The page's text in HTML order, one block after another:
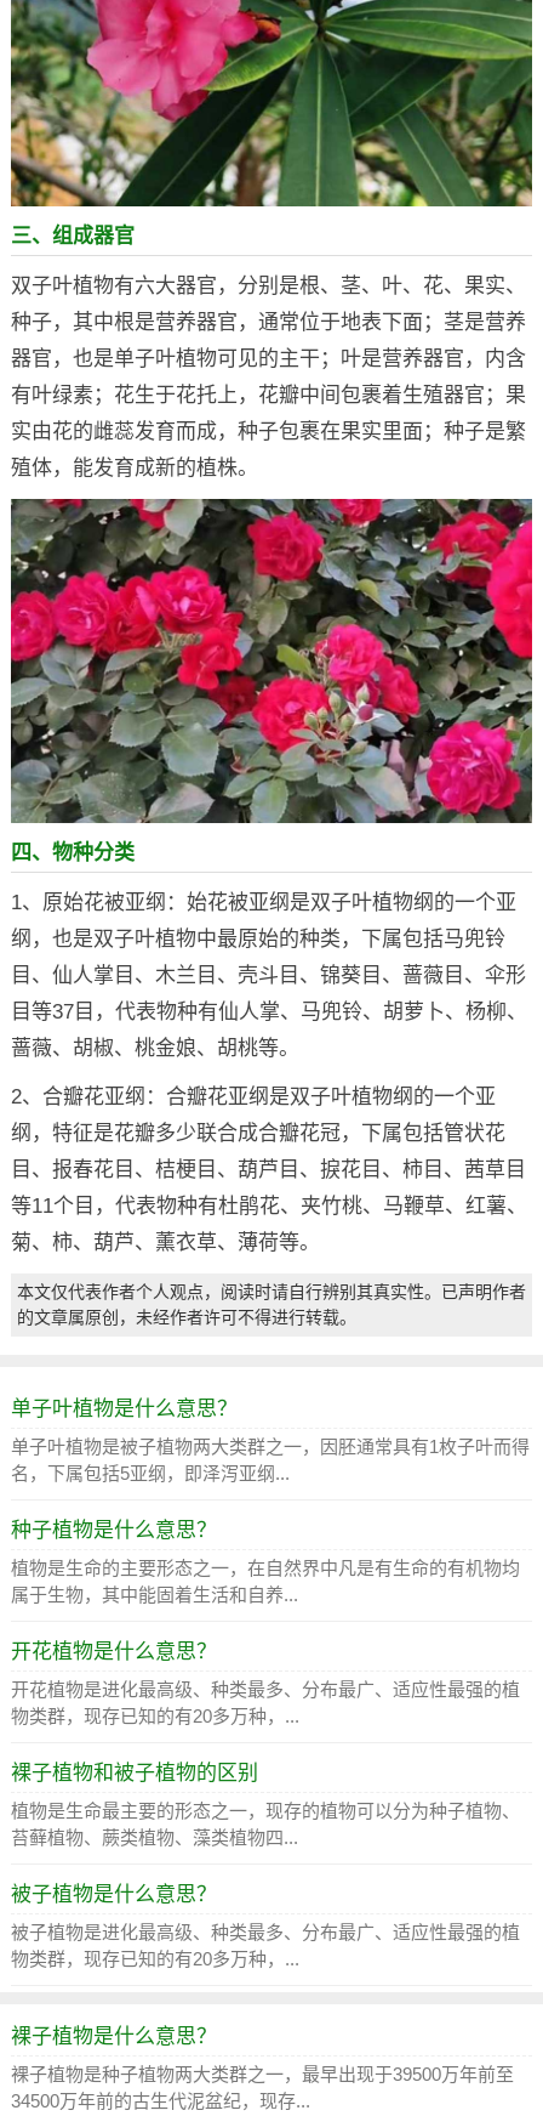
三、组成器官
双子叶植物有六大器官，分别是根、茎、叶、花、果实、
种子，其中根是营养器官，通常位于地表下面；茎是营养
器官，也是单子叶植物可见的主干；叶是营养器官，内含
有叶绿素；花生于花托上，花瓣中间包裹着生殖器官；果
实由花的雌蕊发育而成，种子包裹在果实里面；种子是繁
殖体，能发育成新的植株。
四、物种分类
1、原始花被亚纲：始花被亚纲是双子叶植物纲的一个亚
纲，也是双子叶植物中最原始的种类，下属包括马兜铃
目、仙人掌目、木兰目、壳斗目、锦葵目、蔷薇目、伞形
目等37目，代表物种有仙人掌、马兜铃、胡萝卜、杨柳、
蔷薇、胡椒、桃金娘、胡桃等。
2、合瓣花亚纲：合瓣花亚纲是双子叶植物纲的一个亚
纲，特征是花瓣多少联合成合瓣花冠，下属包括管状花
目、报春花目、桔梗目、葫芦目、捩花目、柿目、茜草目
等11个目，代表物种有杜鹃花、夹竹桃、马鞭草、红薯、
菊、柿、葫芦、薰衣草、薄荷等。
本文仅代表作者个人观点，阅读时请自行辨别其真实性。已声明作者
的文章属原创，未经作者许可不得进行转载。
单子叶植物是什么意思？
单子叶植物是被子植物两大类群之一，因胚通常具有1枚子叶而得
名，下属包括5亚纲，即泽泻亚纲...
种子植物是什么意思？
植物是生命的主要形态之一，在自然界中凡是有生命的有机物均
属于生物，其中能固着生活和自养...
开花植物是什么意思？
开花植物是进化最高级、种类最多、分布最广、适应性最强的植
物类群，现存已知的有20多万种，...
裸子植物和被子植物的区别
植物是生命最主要的形态之一，现存的植物可以分为种子植物、
苔藓植物、蕨类植物、藻类植物四...
被子植物是什么意思？
被子植物是进化最高级、种类最多、分布最广、适应性最强的植
物类群，现存已知的有20多万种，...
裸子植物是什么意思？
裸子植物是种子植物两大类群之一，最早出现于39500万年前至
34500万年前的古生代泥盆纪，现存...